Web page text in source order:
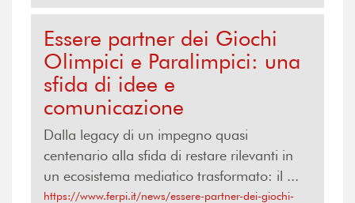
Essere partner dei Giochi
Olimpici e Paralimpici: una
sfida di idee e
comunicazione
Dalla legacy di un impegno quasi
centenario alla sfida di restare rilevanti in
un ecosistema mediatico trasformato: il ...
https://www.ferpi.it/news/essere-partner-dei-giochi-